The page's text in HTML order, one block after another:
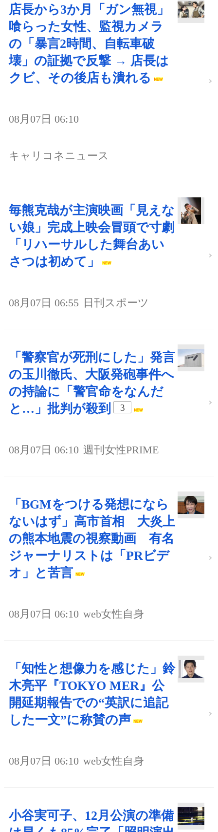
店長から3か月「ガン無視」
喰らった女性、監視カメラ
の「暴言2時間、自転車破
壊」の証拠で反撃 → 店長は
クビ、その後店も潰れる
08月07日 06:10
キャリコネニュース
毎熊克哉が主演映画「見えな
い娘」完成上映会冒頭で寸劇
「リハーサルした舞台あい
さつは初めて」
08月07日 06:55 日刊スポーツ
「警察官が死刑にした」発言
の玉川徹氏、大阪発砲事件へ
の持論に「警官命をなんだ
と…」批判が殺到
3
08月07日 06:10 週刊女性PRIME
「BGMをつける発想になら
ないはず」高市首相 大炎上
の熊本地震の視察動画 有名
ジャーナリストは「PRビデ
オ」と苦言
08月07日 06:10 web女性自身
「知性と想像力を感じた」鈴
木亮平『TOKYO MER』公
開延期報告での“英訳に追記
した一文”に称賛の声
08月07日 06:10 web女性自身
小谷実可子、12月公演の準備